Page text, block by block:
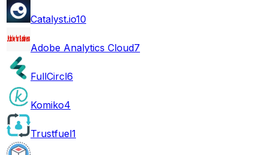
Catalyst.io10
Adobe Analytics Cloud7
FullCircl6
Komiko4
Trustfuel1